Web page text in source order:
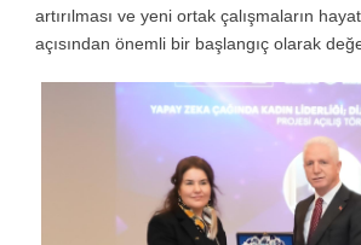
artırılması ve yeni ortak çalışmaların
açısından önemli bir başlangıç olarak